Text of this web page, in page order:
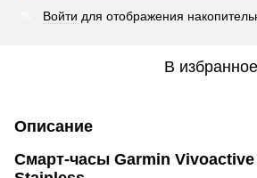
Войти для отображения
В избранное
Описание
Смарт-часы Garmin